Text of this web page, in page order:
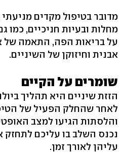
מדובר בטיפול מקדים
מחלות ובעיות חניכיים, כמו
על בריאות הפה, התאמה של
אבנית וחיזוקן של השיניים.
שומרים על הקיים
הזזת שיניים היא תהליך
לאחר שהחלק הפעיל של
והלסתות הגיעו למצב
נכנס השלב בו עליכם לתחזק
עליהן לאורך זמן.